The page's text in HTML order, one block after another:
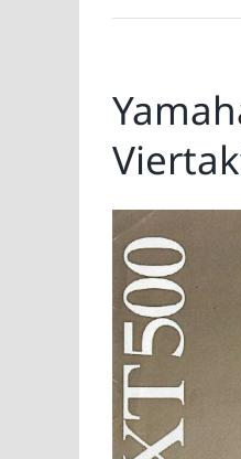
Zeige
grösseres
Bild